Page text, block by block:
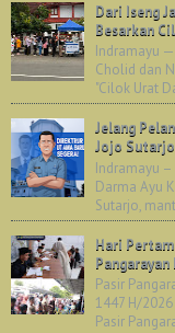
Dari Iseng
Besarkan
Indramayu
Cholid dan
"Cilok Urat
Jelang
Jojo
Indramayu
Darma Ayu
Sutarjo,
Hari
Pasir
1447 H/
Pasir